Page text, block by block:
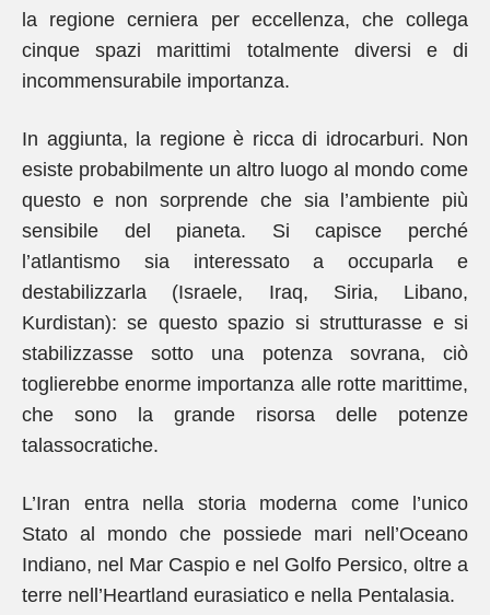
la regione cerniera per eccellenza, che collega
cinque spazi marittimi totalmente diversi e di
incommensurabile importanza.
In aggiunta, la regione è ricca di idrocarburi. Non
esiste probabilmente un altro luogo al mondo come
questo e non sorprende che sia l’ambiente più
sensibile del pianeta. Si capisce perché
l’atlantismo sia interessato a occuparla e
destabilizzarla (Israele, Iraq, Siria, Libano,
Kurdistan): se questo spazio si strutturasse e si
stabilizzasse sotto una potenza sovrana, ciò
toglierebbe enorme importanza alle rotte marittime,
che sono la grande risorsa delle potenze
talassocratiche.
L’Iran entra nella storia moderna come l’unico
Stato al mondo che possiede mari nell’Oceano
Indiano, nel Mar Caspio e nel Golfo Persico, oltre a
terre nell’Heartland eurasiatico e nella Pentalasia.